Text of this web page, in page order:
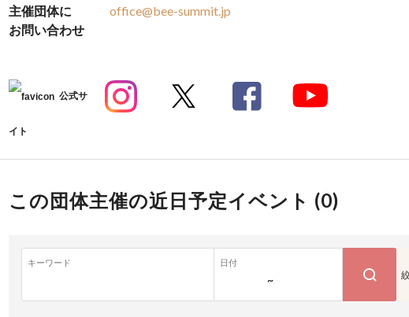
主催団体に
お問い合わせ
office@bee-summit.jp
公式サ
イト
この団体主催の近日予定イベント (0)
キーワード 日付
~